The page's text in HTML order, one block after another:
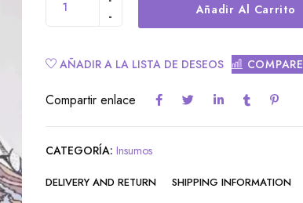
Añadir Al Carrito
AÑADIR A LA LISTA DE DESEOS COMPARE
Compartir enlace
CATEGORÍA: Insumos
DELIVERY AND RETURN
SHIPPING INFORMATION